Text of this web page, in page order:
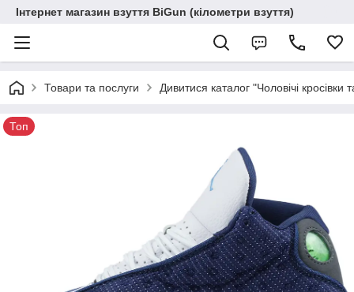
Інтернет магазин взуття BiGun (кілометри взуття)
Товари та послуги Дивитися каталог "Чоловічі кросівки
Топ